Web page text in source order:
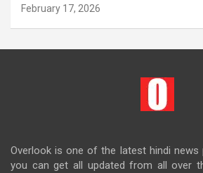
February 17, 2026
Overlook is one of the latest hindi news
you can get all updated from all over